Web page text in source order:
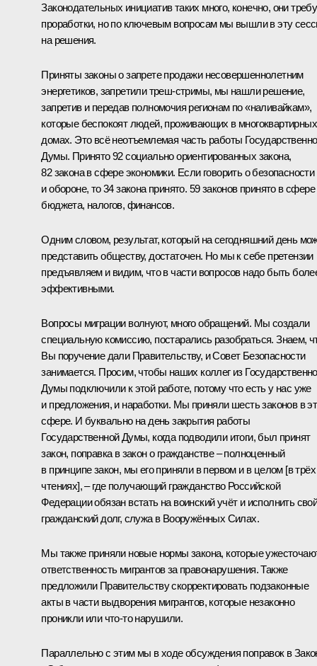
Законодательных инициатив таких много, конечно, они
проработки, но по ключевым вопросам мы вышли в эту
на решения.
Приняты законы о запрете продажи несовершеннолетним
энергетиков, запретили треш-стримы, мы нашли решение,
запретив и передав полномочия регионам по «наливайкам»,
которые беспокоят людей, проживающих в многоквартирных
домах. Это всё неотъемлемая часть работы
Думы. Принято 92 социально ориентированных закона,
82 закона в сфере экономики. Если говорить о безопасности
и обороне, то 34 закона принято. 59 законов принято в сфере
бюджета, налогов, финансов.
Одним словом, результат, который на сегодняшний день
представить обществу, достаточен. Но мы к себе претензии
предъявляем и видим, что в части вопросов надо быть
эффективными.
Вопросы миграции волнуют, много обращений. Мы создали
специальную комиссию, постарались разобраться. Знаем,
Вы поручение дали Правительству, и Совет Безопасности
занимается. Просим, чтобы наших коллег из
Думы подключили к этой работе, потому что есть у нас уже
и предложения, и наработки. Мы приняли шесть законов в
сфере. И буквально на день закрытия работы
Государственной Думы, когда подводили итоги, был принят
закон, поправка в закон о гражданстве – полноценный
в принципе закон, мы его приняли в первом и в целом [в трёх
чтениях], – где получающий гражданство Российской
Федерации обязан встать на воинский учёт и исполнить
гражданский долг, служа в Вооружённых Силах.
Мы также приняли новые нормы закона, которые
ответственность мигрантов за правонарушения. Также
предложили Правительству скорректировать подзаконные
акты в части выдворения мигрантов, которые незаконно
проникли или что-то нарушили.
Параллельно с этим мы в ходе обсуждения поправок в